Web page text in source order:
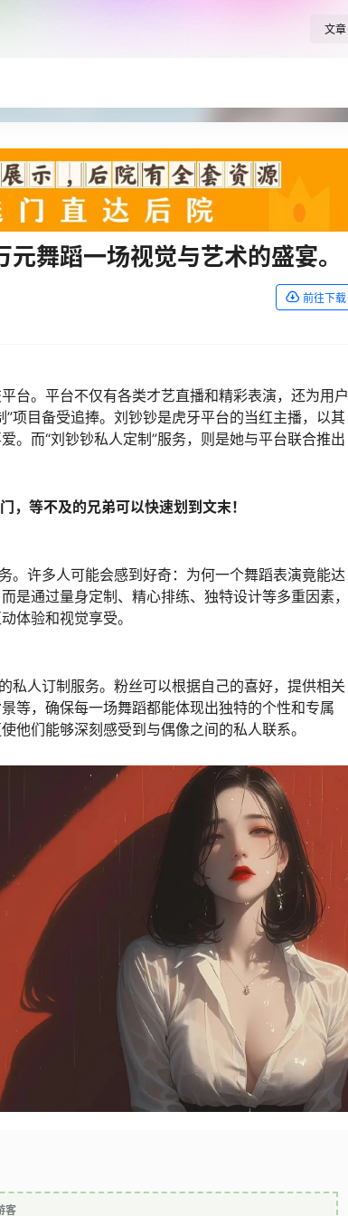
文章
舞蹈一场视觉与艺术的盛宴。
前往下载
台。平台不仅有各类才艺直播和精彩表演，还为用户
项目备受追捧。刘钞钞是虎牙平台的当红主播，以其
。而“刘钞钞私人定制”服务，则是她与平台联合推出
，等不及的兄弟可以快速划到文末！
。许多人可能会感到好奇：为何一个舞蹈表演竟能达
是通过量身定制、精心排练、独特设计等多重因素，
体验和视觉享受。
私人订制服务。粉丝可以根据自己的喜好，提供相关
等，确保每一场舞蹈都能体现出独特的个性和专属
他们能够深刻感受到与偶像之间的私人联系。
客